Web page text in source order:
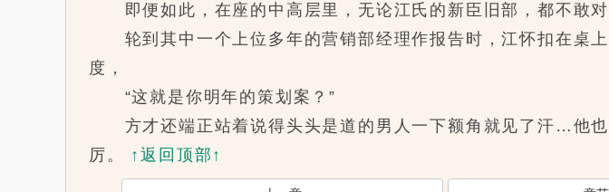
即便如此，在座的中高层里，无论江氏的新臣旧部，都不敢对
轮到其中一个上位多年的营销部经理作报告时，江怀扣在桌
度，
“这就是你明年的策划案？”
方才还端正站着说得头头是道的男人一下额角就见了汗…他也
厉。 ↑返回顶部↑